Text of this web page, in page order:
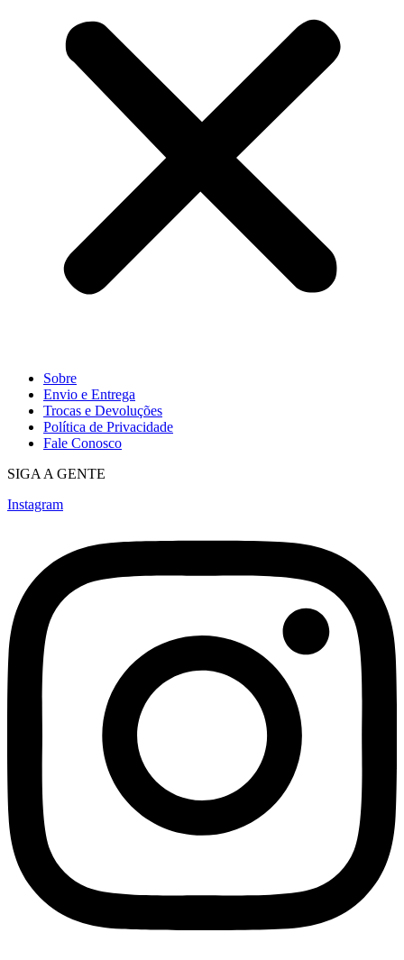
Sobre
Envio e Entrega
Trocas e Devoluções
Política de Privacidade
Fale Conosco
SIGA A GENTE
Instagram